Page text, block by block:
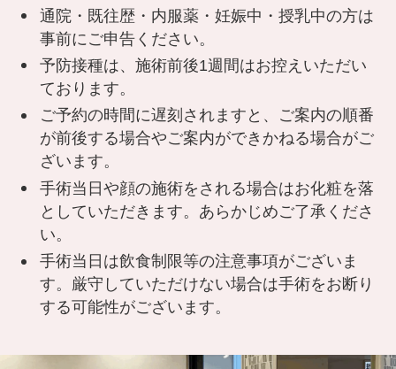
通院・既往歴・内服薬・妊娠中・授乳中の方は
事前にご申告ください。
予防接種は、施術前後1週間はお控えいただい
ております。
ご予約の時間に遅刻されますと、ご案内の順番
が前後する場合やご案内ができかねる場合がご
ざいます。
手術当日や顔の施術をされる場合はお化粧を落
としていただきます。あらかじめご了承くださ
い。
手術当日は飲食制限等の注意事項がございま
す。厳守していただけない場合は手術をお断り
する可能性がございます。